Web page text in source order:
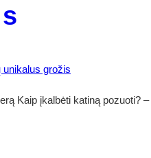
Kaip įkalbėti katiną